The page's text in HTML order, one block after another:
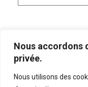
Nous accordons
privée.
Nous utilisons des
Mentions légales